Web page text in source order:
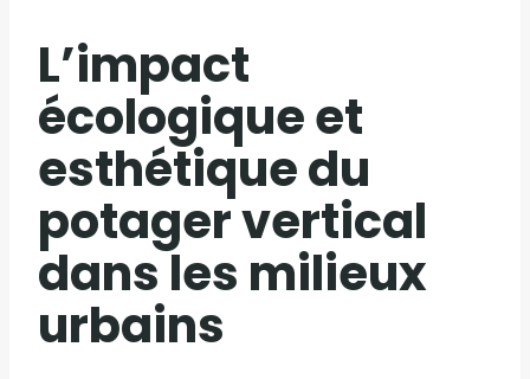
L’impact
écologique et
esthétique du
potager vertical
dans les milieux
urbains